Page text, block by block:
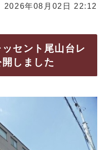
2026年08月02日 22:12
セント尾山台レ
しました